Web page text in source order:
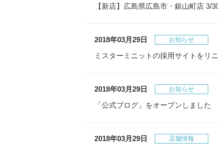
【新店】広島県広島市・銀山町店 3/
2018年03月29日 お知らせ
ミスターミニットの採用サイトをリ
2018年03月29日 お知らせ
「公式ブログ」をオープンしました
2018年03月29日 店舗情報